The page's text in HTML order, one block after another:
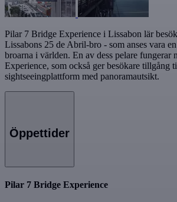
Pilar 7 Bridge Experience i Lissabon lär
Lissabons 25 de Abril-bro - som anses vara
broarna i världen. En av dess pelare fungerar
Experience, som också ger besökare tillgång
sightseeingplattform med panoramautsikt.
Öppettider
Pilar 7 Bridge Experience